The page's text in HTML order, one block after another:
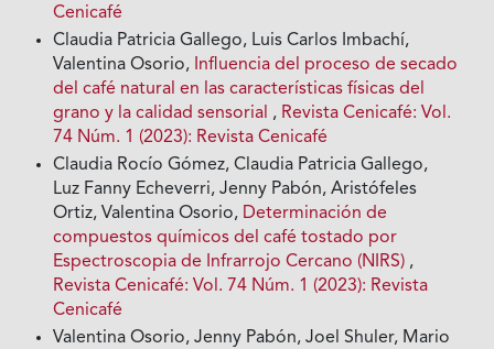
Cenicafé
Claudia Patricia Gallego, Luis Carlos Imbachí,
Valentina Osorio, Influencia del proceso de secado
del café natural en las características físicas del
grano y la calidad sensorial , Revista Cenicafé: Vol.
74 Núm. 1 (2023): Revista Cenicafé
Claudia Rocío Gómez, Claudia Patricia Gallego,
Luz Fanny Echeverri, Jenny Pabón, Aristófeles
Ortiz, Valentina Osorio, Determinación de
compuestos químicos del café tostado por
Espectroscopia de Infrarrojo Cercano (NIRS) ,
Revista Cenicafé: Vol. 74 Núm. 1 (2023): Revista
Cenicafé
Valentina Osorio, Jenny Pabón, Joel Shuler, Mario